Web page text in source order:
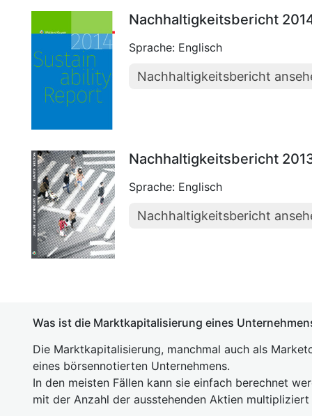
Nachhaltigkeitsbericht
Sprache: Englisch
Nachhaltigkeitsbericht
Nachhaltigkeitsbericht
Sprache: Englisch
Nachhaltigkeitsbericht
Was ist die Marktkapitalisierung eines
Die Marktkapitalisierung, manchmal auch als
eines börsennotierten Unternehmens.
In den meisten Fällen kann sie einfach berechnet
mit der Anzahl der ausstehenden Aktien multipliziert